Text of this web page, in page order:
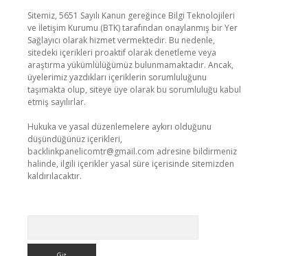
Sitemiz, 5651 Sayılı Kanun gereğince Bilgi Teknolojileri
ve İletişim Kurumu (BTK) tarafından onaylanmış bir Yer
Sağlayıcı olarak hizmet vermektedir. Bu nedenle,
sitedeki içerikleri proaktif olarak denetleme veya
araştırma yükümlülüğümüz bulunmamaktadır. Ancak,
üyelerimiz yazdıkları içeriklerin sorumluluğunu
taşımakta olup, siteye üye olarak bu sorumluluğu kabul
etmiş sayılırlar.
Hukuka ve yasal düzenlemelere aykırı olduğunu
düşündüğünüz içerikleri,
backlinkpanelicomtr@gmail.com adresine bildirmeniz
halinde, ilgili içerikler yasal süre içerisinde sitemizden
kaldırılacaktır.